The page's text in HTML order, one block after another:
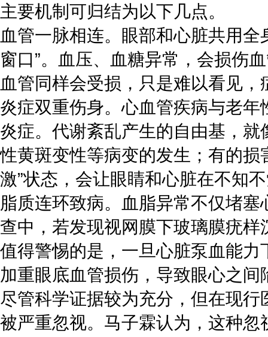
主要机制可归结为以下几点。
血管一脉相连。眼部和心脏共用
窗口”。血压、血糖异常，会损伤
血管同样会受损，只是难以看见
炎症双重伤身。心血管疾病与老
炎症。代谢紊乱产生的自由基，
性黄斑变性等病变的发生；有的
激”状态，会让眼睛和心脏在不知
脂质连环致病。血脂异常不仅堵
查中，若发现视网膜下玻璃膜疣
值得警惕的是，一旦心脏泵血能
加重眼底血管损伤，导致眼心之间
尽管科学证据较为充分，但在现
被严重忽视。马子霖认为，这种